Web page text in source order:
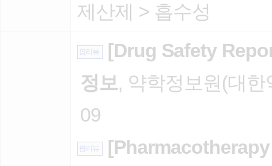
제산제 > 흡수성
팜리뷰
[Drug Safety
정보, 약학정보원(대
09
팜리뷰